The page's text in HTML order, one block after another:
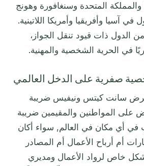
المتحدة وسنغافورة وهونج
آسيا وأفريقيا وأمريكا اللاتينية.
الدول ذات قيود تنقل الجواز،
في الحرية الشخصية والمهنية.
سانت كيتس ونيفيس ضريبة
المواطنين والمقيمين ضريبة
أي مكان في العالم, سواء أكان
أم أرباح الأعمال أم المصادر
خاص لرواد الأعمال ومديري